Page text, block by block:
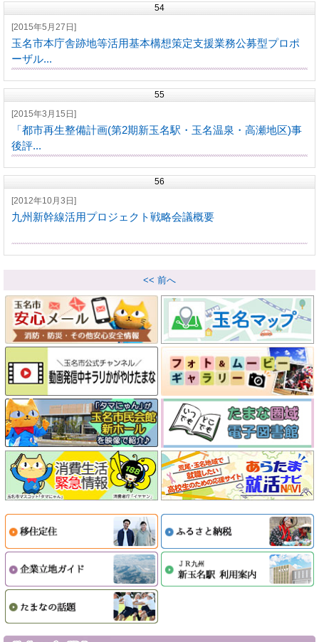
54
[2015年5月27日]
玉名市本庁舎跡地等活用基本構想策定支援業務公募型プロポ
ーザル...
55
[2015年3月15日]
「都市再生整備計画(第2期新玉名駅・玉名温泉・高瀬地区)事
後評...
56
[2012年10月3日]
九州新幹線活用プロジェクト戦略会議概要
<< 前へ